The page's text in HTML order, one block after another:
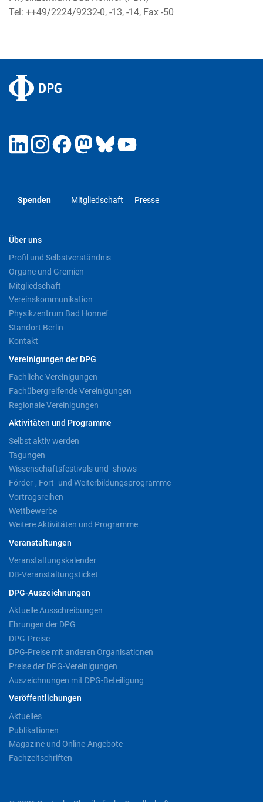
Tel: ++49/2224/9232-0, -13, -14, Fax -50
Spenden Mitgliedschaft Presse
Über uns
Profil und Selbstverständnis
Organe und Gremien
Mitgliedschaft
Vereinskommunikation
Physikzentrum Bad Honnef
Standort Berlin
Kontakt
Vereinigungen der DPG
Fachliche Vereinigungen
Fachübergreifende Vereinigungen
Regionale Vereinigungen
Aktivitäten und Programme
Selbst aktiv werden
Tagungen
Wissenschaftsfestivals und -shows
Förder-, Fort- und Weiterbildungsprogramme
Vortragsreihen
Wettbewerbe
Weitere Aktivitäten und Programme
Veranstaltungen
Veranstaltungskalender
DB-Veranstaltungsticket
DPG-Auszeichnungen
Aktuelle Ausschreibungen
Ehrungen der DPG
DPG-Preise
DPG-Preise mit anderen Organisationen
Preise der DPG-Vereinigungen
Auszeichnungen mit DPG-Beteiligung
Veröffentlichungen
Aktuelles
Publikationen
Magazine und Online-Angebote
Fachzeitschriften